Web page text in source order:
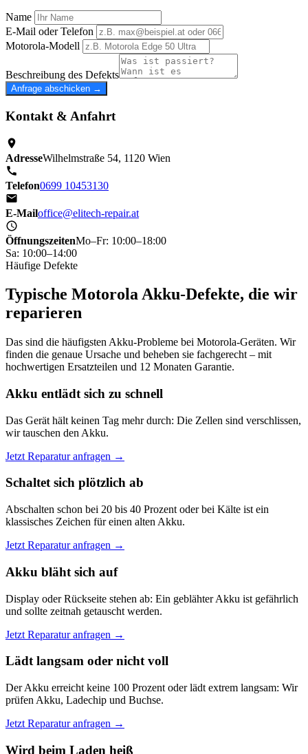
Name
E-Mail oder Telefon
Motorola-Modell
Beschreibung des Defekts
Anfrage abschicken →
Kontakt & Anfahrt
AdresseWilhelmstraße 54, 1120 Wien
Telefon0699 10453130
E-Mailoffice@elitech-repair.at
ÖffnungszeitenMo–Fr: 10:00–18:00
Sa: 10:00–14:00
Häufige Defekte
Typische Motorola Akku-Defekte, die wir
reparieren
Das sind die häufigsten Akku-Probleme bei Motorola-Geräten. Wir
finden die genaue Ursache und beheben sie fachgerecht – mit
hochwertigen Ersatzteilen und 12 Monaten Garantie.
Akku entlädt sich zu schnell
Das Gerät hält keinen Tag mehr durch: Die Zellen sind verschlissen,
wir tauschen den Akku.
Jetzt Reparatur anfragen →
Schaltet sich plötzlich ab
Abschalten schon bei 20 bis 40 Prozent oder bei Kälte ist ein
klassisches Zeichen für einen alten Akku.
Jetzt Reparatur anfragen →
Akku bläht sich auf
Display oder Rückseite stehen ab: Ein geblähter Akku ist gefährlich
und sollte zeitnah getauscht werden.
Jetzt Reparatur anfragen →
Lädt langsam oder nicht voll
Der Akku erreicht keine 100 Prozent oder lädt extrem langsam: Wir
prüfen Akku, Ladechip und Buchse.
Jetzt Reparatur anfragen →
Wird beim Laden heiß